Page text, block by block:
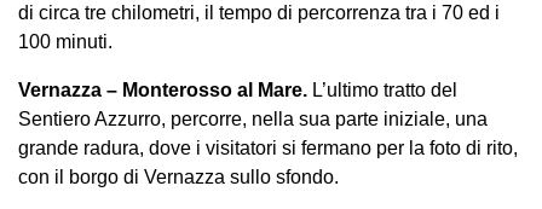
di circa tre chilometri, il tempo di percorrenza tra i 70 ed i
100 minuti.
Vernazza – Monterosso al Mare. L’ultimo tratto del
Sentiero Azzurro, percorre, nella sua parte iniziale, una
grande radura, dove i visitatori si fermano per la foto di rito,
con il borgo di Vernazza sullo sfondo.